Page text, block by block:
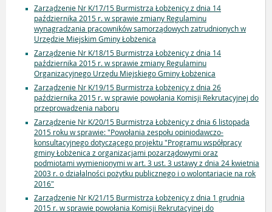
Zarządzenie Nr K/17/15 Burmistrza Łobżenicy z dnia 14
października 2015 r. w sprawie zmiany Regulaminu
wynagradzania pracowników samorządowych zatrudnionych w
Urzędzie Miejskim Gminy Łobżenica
Zarządzenie Nr K/18/15 Burmistrza Łobżenicy z dnia 14
października 2015 r. w sprawie zmiany Regulaminu
Organizacyjnego Urzędu Miejskiego Gminy Łobżenica
Zarządzenie Nr K/19/15 Burmistrza Łobżenicy z dnia 26
października 2015 r. w sprawie powołania Komisji Rekrutacyjnej do
przeprowadzenia naboru
Zarządzenie Nr K/20/15 Burmistrza Łobżenicy z dnia 6 listopada
2015 roku w sprawie: "Powołania zespołu opiniodawczo-
konsultacyjnego dotyczącego projektu "Programu współpracy
gminy Łobżenica z organizacjami pozarządowymi oraz
podmiotami wymienionymi w art. 3 ust. 3 ustawy z dnia 24 kwietnia
2003 r. o działalności pożytku publicznego i o wolontariacie na rok
2016"
Zarządzenie Nr K/21/15 Burmistrza Łobżenicy z dnia 1 grudnia
2015 r. w sprawie powołania Komisji Rekrutacyjnej do